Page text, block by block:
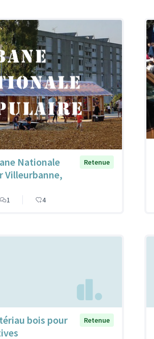
Nationale
Villeurbanne,
Retenue
1 4
bois pour
Retenue